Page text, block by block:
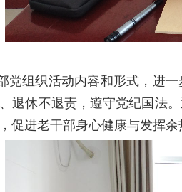
党组织活动内容和形式，进
退休不退责，遵守党纪国法
促进老干部身心健康与发挥余